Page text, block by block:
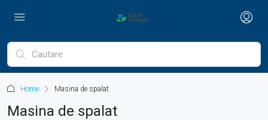
Home Masina de spalat
Masina de spalat